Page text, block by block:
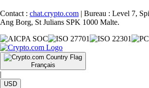
Contact : chat.crypto.com | Bureau : Level 7,
Ang Borg, St Julians SPK 1000 Malte.
Français
|
USD